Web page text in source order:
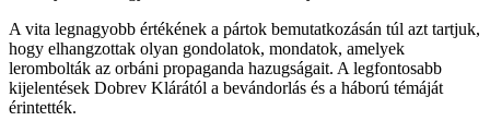
A vita legnagyobb értékének a pártok bemutatkozásán túl azt tartjuk,
hogy elhangzottak olyan gondolatok, mondatok, amelyek
lerombolták az orbáni propaganda hazugságait. A legfontosabb
kijelentések Dobrev Klárától a bevándorlás és a háború témáját
érintették.